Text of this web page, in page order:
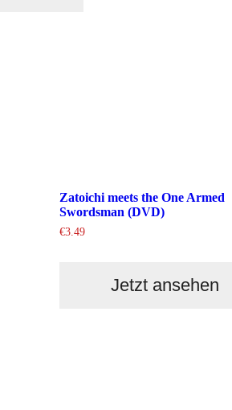
Zatoichi meets the One Armed
Swordsman (DVD)
€3.49
Jetzt ansehen